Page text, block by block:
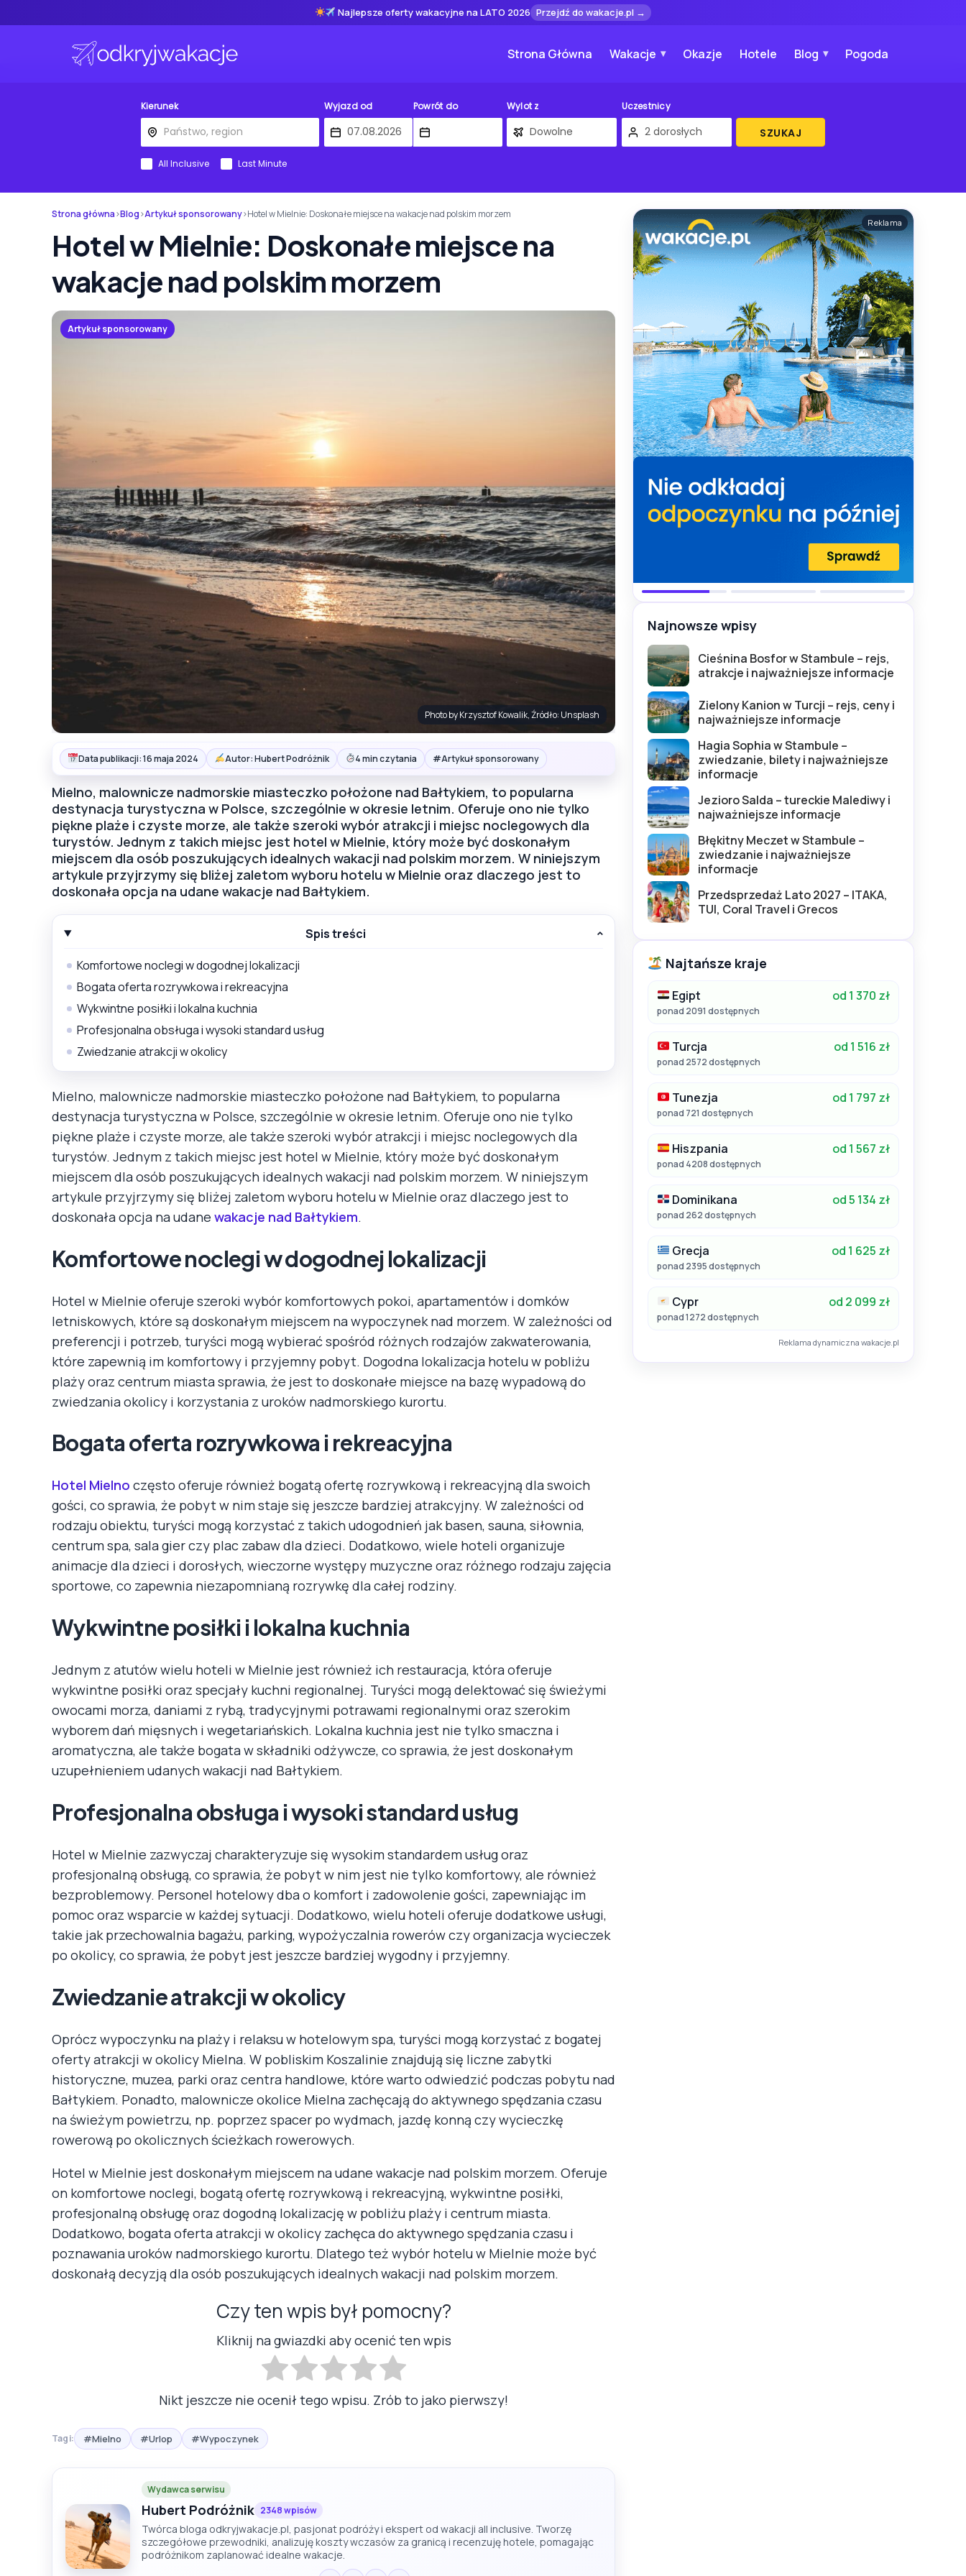
Najlepsze oferty wakacyjne na LATO 2026 Przejdź do wakacje.pl →
Strona Główna Wakacje Okazje Hotele Blog Pogoda
Kierunek Wyjazd od Powrót do Wylot z Uczestnicy
SZUKAJ
All Inclusive Last Minute
Strona główna›Blog›Artykuł sponsorowany›Hotel w Mielnie: Doskonałe miejsce na wakacje nad polskim morzem
Hotel w Mielnie: Doskonałe miejsce na
wakacje nad polskim morzem
Artykuł sponsorowany
Photo by Krzysztof Kowalik, Źródło: Unsplash
Data publikacji: 16 maja 2024 Autor: Hubert Podróżnik 4 min czytania #Artykuł sponsorowany
Mielno, malownicze nadmorskie miasteczko położone nad Bałtykiem, to popularna
destynacja turystyczna w Polsce, szczególnie w okresie letnim. Oferuje ono nie tylko
piękne plaże i czyste morze, ale także szeroki wybór atrakcji i miejsc noclegowych dla
turystów. Jednym z takich miejsc jest hotel w Mielnie, który może być doskonałym
miejscem dla osób poszukujących idealnych wakacji nad polskim morzem. W niniejszym
artykule przyjrzymy się bliżej zaletom wyboru hotelu w Mielnie oraz dlaczego jest to
doskonała opcja na udane wakacje nad Bałtykiem.
Spis treści
Komfortowe noclegi w dogodnej lokalizacji
Bogata oferta rozrywkowa i rekreacyjna
Wykwintne posiłki i lokalna kuchnia
Profesjonalna obsługa i wysoki standard usług
Zwiedzanie atrakcji w okolicy
Mielno, malownicze nadmorskie miasteczko położone nad Bałtykiem, to popularna
destynacja turystyczna w Polsce, szczególnie w okresie letnim. Oferuje ono nie tylko
piękne plaże i czyste morze, ale także szeroki wybór atrakcji i miejsc noclegowych dla
turystów. Jednym z takich miejsc jest hotel w Mielnie, który może być doskonałym
miejscem dla osób poszukujących idealnych wakacji nad polskim morzem. W niniejszym
artykule przyjrzymy się bliżej zaletom wyboru hotelu w Mielnie oraz dlaczego jest to
doskonała opcja na udane wakacje nad Bałtykiem.
Komfortowe noclegi w dogodnej lokalizacji
Hotel w Mielnie oferuje szeroki wybór komfortowych pokoi, apartamentów i domków
letniskowych, które są doskonałym miejscem na wypoczynek nad morzem. W zależności od
preferencji i potrzeb, turyści mogą wybierać spośród różnych rodzajów zakwaterowania,
które zapewnią im komfortowy i przyjemny pobyt. Dogodna lokalizacja hotelu w pobliżu
plaży oraz centrum miasta sprawia, że jest to doskonałe miejsce na bazę wypadową do
zwiedzania okolicy i korzystania z uroków nadmorskiego kurortu.
Bogata oferta rozrywkowa i rekreacyjna
Hotel Mielno często oferuje również bogatą ofertę rozrywkową i rekreacyjną dla swoich
gości, co sprawia, że pobyt w nim staje się jeszcze bardziej atrakcyjny. W zależności od
rodzaju obiektu, turyści mogą korzystać z takich udogodnień jak basen, sauna, siłownia,
centrum spa, sala gier czy plac zabaw dla dzieci. Dodatkowo, wiele hoteli organizuje
animacje dla dzieci i dorosłych, wieczorne występy muzyczne oraz różnego rodzaju zajęcia
sportowe, co zapewnia niezapomnianą rozrywkę dla całej rodziny.
Wykwintne posiłki i lokalna kuchnia
Jednym z atutów wielu hoteli w Mielnie jest również ich restauracja, która oferuje
wykwintne posiłki oraz specjały kuchni regionalnej. Turyści mogą delektować się świeżymi
owocami morza, daniami z rybą, tradycyjnymi potrawami regionalnymi oraz szerokim
wyborem dań mięsnych i wegetariańskich. Lokalna kuchnia jest nie tylko smaczna i
aromatyczna, ale także bogata w składniki odżywcze, co sprawia, że jest doskonałym
uzupełnieniem udanych wakacji nad Bałtykiem.
Profesjonalna obsługa i wysoki standard usług
Hotel w Mielnie zazwyczaj charakteryzuje się wysokim standardem usług oraz
profesjonalną obsługą, co sprawia, że pobyt w nim jest nie tylko komfortowy, ale również
bezproblemowy. Personel hotelowy dba o komfort i zadowolenie gości, zapewniając im
pomoc oraz wsparcie w każdej sytuacji. Dodatkowo, wielu hoteli oferuje dodatkowe usługi,
takie jak przechowalnia bagażu, parking, wypożyczalnia rowerów czy organizacja wycieczek
po okolicy, co sprawia, że pobyt jest jeszcze bardziej wygodny i przyjemny.
Zwiedzanie atrakcji w okolicy
Oprócz wypoczynku na plaży i relaksu w hotelowym spa, turyści mogą korzystać z bogatej
oferty atrakcji w okolicy Mielna. W pobliskim Koszalinie znajdują się liczne zabytki
historyczne, muzea, parki oraz centra handlowe, które warto odwiedzić podczas pobytu nad
Bałtykiem. Ponadto, malownicze okolice Mielna zachęcają do aktywnego spędzania czasu
na świeżym powietrzu, np. poprzez spacer po wydmach, jazdę konną czy wycieczkę
rowerową po okolicznych ścieżkach rowerowych.
Hotel w Mielnie jest doskonałym miejscem na udane wakacje nad polskim morzem. Oferuje
on komfortowe noclegi, bogatą ofertę rozrywkową i rekreacyjną, wykwintne posiłki,
profesjonalną obsługę oraz dogodną lokalizację w pobliżu plaży i centrum miasta.
Dodatkowo, bogata oferta atrakcji w okolicy zachęca do aktywnego spędzania czasu i
poznawania uroków nadmorskiego kurortu. Dlatego też wybór hotelu w Mielnie może być
doskonałą decyzją dla osób poszukujących idealnych wakacji nad polskim morzem.
Czy ten wpis był pomocny?
Kliknij na gwiazdki aby ocenić ten wpis
Nikt jeszcze nie ocenił tego wpisu. Zrób to jako pierwszy!
Tagi: #Mielno #Urlop #Wypoczynek
Wydawca serwisu
Hubert Podróżnik 2348 wpisów
Twórca bloga odkryjwakacje.pl, pasjonat podróży i ekspert od wakacji all inclusive. Tworzę
szczegółowe przewodniki, analizuję koszty wczasów za granicą i recenzuję hotele, pomagając
podróżnikom zaplanować idealne wakacje.
Reklama
Najnowsze wpisy
Cieśnina Bosfor w Stambule – rejs,
atrakcje i najważniejsze informacje
Zielony Kanion w Turcji – rejs, ceny i
najważniejsze informacje
Hagia Sophia w Stambule –
zwiedzanie, bilety i najważniejsze
informacje
Jezioro Salda – tureckie Malediwy i
najważniejsze informacje
Błękitny Meczet w Stambule –
zwiedzanie i najważniejsze
informacje
Przedsprzedaż Lato 2027 – ITAKA,
TUI, Coral Travel i Grecos
Najtańsze kraje
Egipt od 1 370 zł
ponad 2091 dostępnych
Turcja od 1 516 zł
ponad 2572 dostępnych
Tunezja od 1 797 zł
ponad 721 dostępnych
Hiszpania od 1 567 zł
ponad 4208 dostępnych
Dominikana od 5 134 zł
ponad 262 dostępnych
Grecja od 1 625 zł
ponad 2395 dostępnych
Cypr od 2 099 zł
ponad 1272 dostępnych
Reklama dynamiczna wakacje.pl